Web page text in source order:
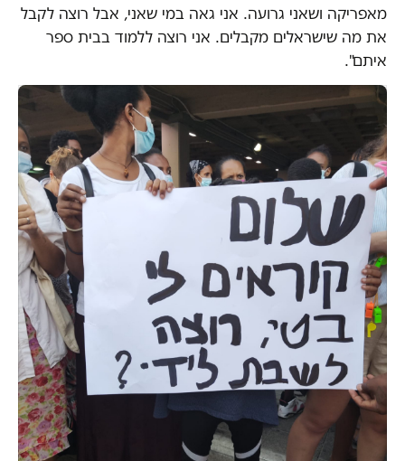
מאפריקה ושאני גרועה. אני גאה במי שאני, אבל רוצה לקבל
את מה שישראלים מקבלים. אני רוצה ללמוד בבית ספר
איתם".